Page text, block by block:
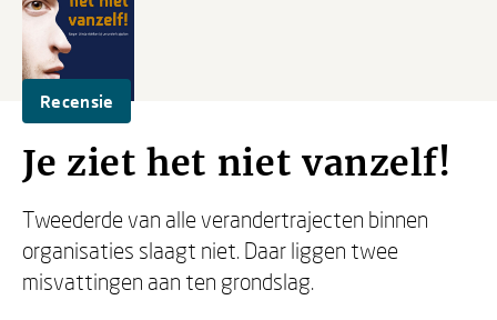
Recensie
Je ziet het niet vanzelf!
Tweederde van alle verandertrajecten binnen
organisaties slaagt niet. Daar liggen twee
misvattingen aan ten grondslag.